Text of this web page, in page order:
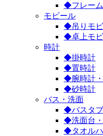
◆フレー
モビール
◆吊りモ
◆卓上モ
時計
◆掛時計
◆置時計
◆腕時計
◆砂時計
バス・洗面
◆バスタブ
◆洗面台
◆タオル